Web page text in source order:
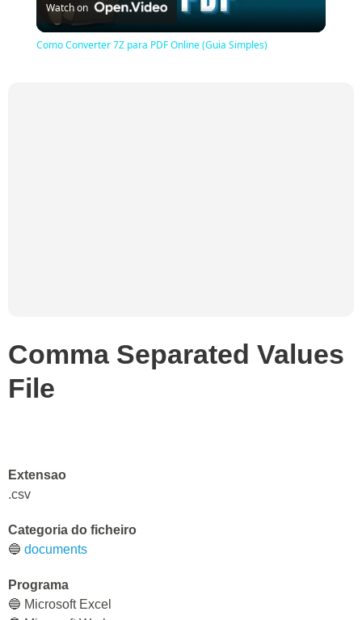
Video
Watch on
Como Converter 7Z para PDF Online (Guia Simples)
Comma Separated Values
File
Extensao
.csv
Categoria do ficheiro
🔵 documents
Programa
🔵 Microsoft Excel